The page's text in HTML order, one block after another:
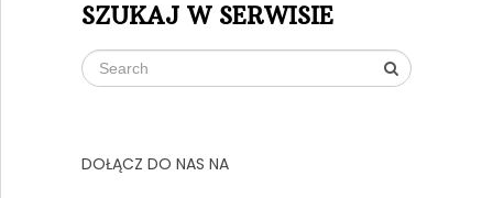
SZUKAJ W SERWISIE
DOŁĄCZ DO NAS NA